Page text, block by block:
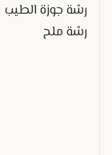
رشة جوزة الطيب
رشة ملح